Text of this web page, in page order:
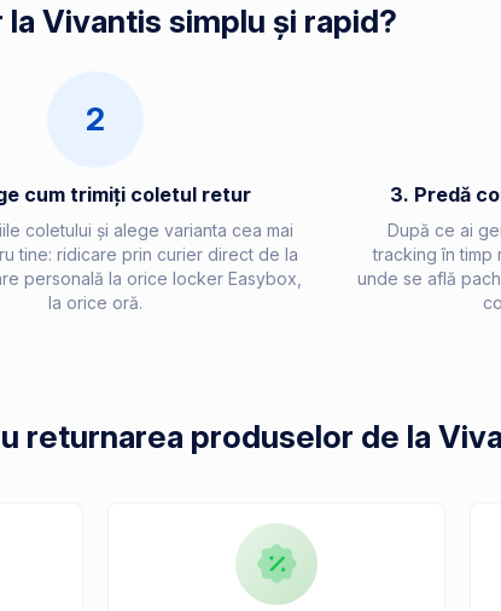
Vivantis simplu și rapid?
2
cum trimiți coletul retur
coletului și alege varianta cea mai
tine: ridicare prin curier direct de la
personală la orice locker Easybox,
la orice oră.
3. Predă
După ce ai
tracking în timp
unde se află
returnarea produselor de la